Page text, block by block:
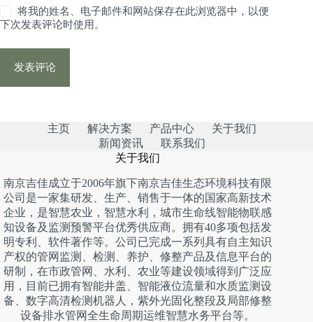
将我的姓名、电子邮件和网站保存在此浏览器中，以便
下次发表评论时使用。
发表评论
主页 解决方案 产品中心
关于我们
新闻资讯
联系我们
关于我们
南京吉佳成立于2006年旗下南京吉佳生态环境科技有限
公司是一家集研发、生产、销售于一体的国家高新技术
企业，是智慧农业，智慧水利，城市生命线智能物联感
知设备及监测预警平台优秀供应商。拥有40多项包括发
明专利、软件著作等。公司已完成一系列具有自主知识
产权的管网监测、检测、养护、修整产品及信息平台的
研制，在市政管网、水利、农业等建设领域得到广泛应
用，目前已拥有智能井盖、智能液位流量和水质监测设
备、数字高清检测机器人，紫外光固化整段及局部修整
设备排水管网全生命周期运维智慧水务平台等。